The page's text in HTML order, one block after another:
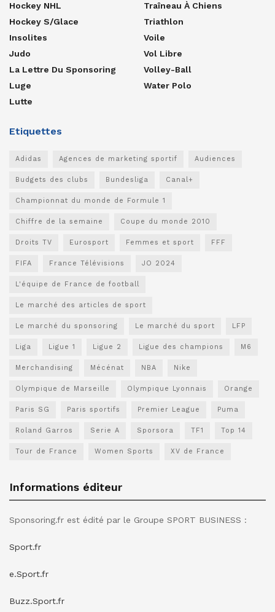
Hockey NHL
Hockey S/glace
Insolites
Judo
La Lettre Du Sponsoring
Luge
Lutte
Traîneau À Chiens
Triathlon
Voile
Vol Libre
Volley-Ball
Water Polo
Etiquettes
Adidas Agences de marketing sportif Audiences
Budgets des clubs Bundesliga Canal+
Championnat du monde de Formule 1
Chiffre de la semaine Coupe du monde 2010
Droits TV Eurosport Femmes et sport FFF
FIFA France Télévisions JO 2024
L'équipe de France de football
Le marché des articles de sport
Le marché du sponsoring Le marché du sport LFP
Liga Ligue 1 Ligue 2 Ligue des champions M6
Merchandising Mécénat NBA Nike
Olympique de Marseille Olympique Lyonnais Orange
Paris SG Paris sportifs Premier League Puma
Roland Garros Serie A Sporsora TF1 Top 14
Tour de France Women Sports XV de France
Informations éditeur
Sponsoring.fr est édité par le Groupe SPORT BUSINESS :
Sport.fr
e.Sport.fr
Buzz.Sport.fr